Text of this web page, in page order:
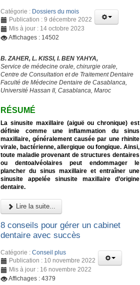
Catégorie : Dossiers du mois
Publication : 9 décembre 2022
Mis à jour : 14 octobre 2023
Affichages : 14502
B. ZAHER, L. KISSI, I. BEN YAHYA,
Service de médecine orale, chirurgie orale,
Centre de Consultation et de Traitement Dentaire
Faculté de Médecine Dentaire de Casablanca,
Université Hassan II, Casablanca, Maroc
RÉSUMÉ
La sinusite maxillaire (aiguë ou chronique) est
définie comme une inflammation du sinus
maxillaire, généralement causée par une rhinite
virale, bactérienne, allergique ou fongique. Ainsi,
toute maladie provenant de structures dentaires
ou dentoalvéolaires peut endommager le
plancher du sinus maxillaire et entraîner une
sinusite appelée sinusite maxillaire d’origine
dentaire.
Lire la suite...
8 conseils pour gérer un cabinet
dentaire avec succès
Catégorie :Conseil plus
Publication : 10 novembre 2022
Mis à jour : 16 novembre 2022
Affichages : 4379